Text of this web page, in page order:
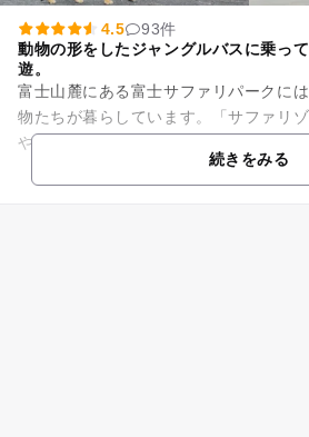
4.5
93件
動物の形をしたジャングルバスに乗っ
遊。
富士山麓にある富士サファリパークに
物たちが暮らしています。「サファリ
やゾウ、アムールトラなどの野生動物
乗ったまま眺めることが...続きをみる